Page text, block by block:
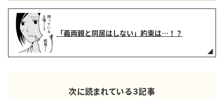
「義両親と同居はしない」約束は…！？
次に読まれている３記事